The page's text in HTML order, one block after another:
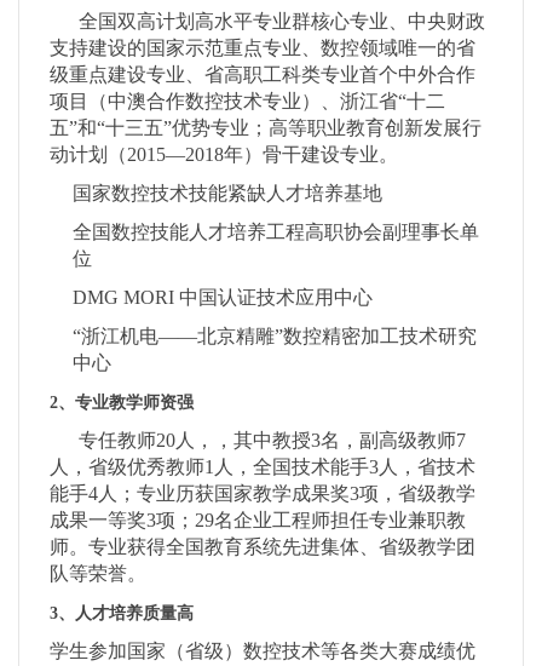
全国双高计划高水平专业群核心专业、中央财政
支持建设的国家示范重点专业、数控领域唯一的省
级重点建设专业、省高职工科类专业首个中外合作
项目（中澳合作数控技术专业）、浙江省“十二
五”和“十三五”优势专业；高等职业教育创新发展行
动计划（2015—2018年）骨干建设专业。
国家数控技术技能紧缺人才培养基地
全国数控技能人才培养工程高职协会副理事长单
位
DMG MORI 中国认证技术应用中心
“浙江机电——北京精雕”数控精密加工技术研究
中心
2、专业教学师资强
专任教师20人，，其中教授3名，副高级教师7
人，省级优秀教师1人，全国技术能手3人，省技术
能手4人；专业历获国家教学成果奖3项，省级教学
成果一等奖3项；29名企业工程师担任专业兼职教
师。专业获得全国教育系统先进集体、省级教学团
队等荣誉。
3、人才培养质量高
学生参加国家（省级）数控技术等各类大赛成绩优